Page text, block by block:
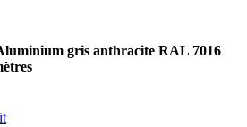
gris anthracite RAL 7016